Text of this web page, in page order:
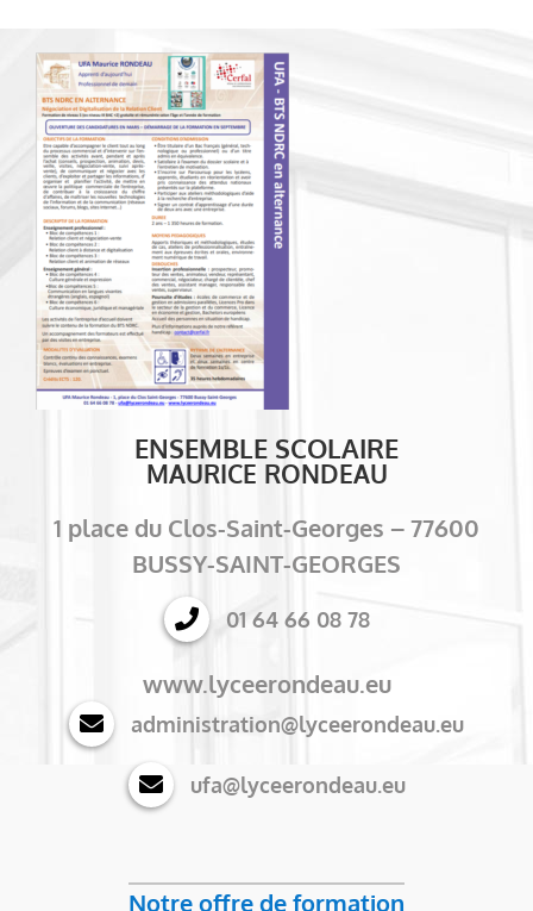
ENSEMBLE SCOLAIRE
MAURICE RONDEAU
1 place du Clos-Saint-Georges – 77600
BUSSY-SAINT-GEORGES
01 64 66 08 78
www.lyceerondeau.eu
administration@lyceerondeau.eu
ufa@lyceerondeau.eu
Notre offre de formation